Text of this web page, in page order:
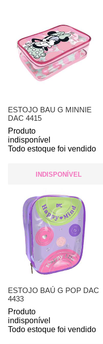
ESTOJO BAU G MINNIE
DAC 4415
Produto
indisponível
Todo estoque foi vendido
INDISPONÍVEL
ESTOJO BAÚ G POP DAC
4433
Produto
indisponível
Todo estoque foi vendido